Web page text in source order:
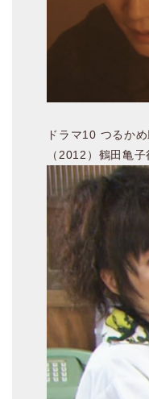
ドラマ10 つるか
（2012）鶴田亀子